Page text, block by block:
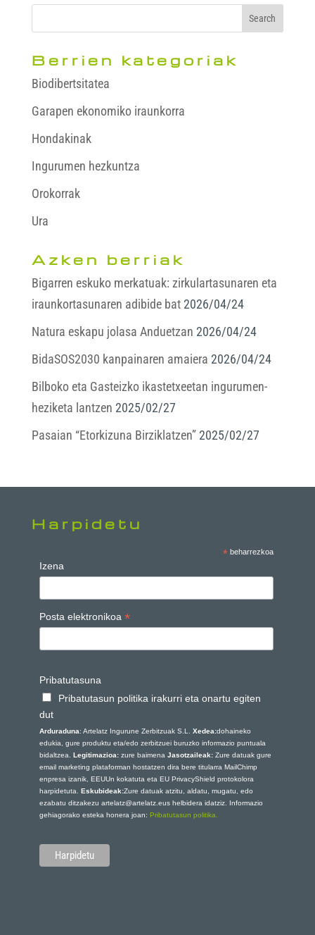
Berrien kategoriak
Biodibertsitatea
Garapen ekonomiko iraunkorra
Hondakinak
Ingurumen hezkuntza
Orokorrak
Ura
Azken berriak
Bigarren eskuko merkatuak: zirkulartasunaren eta
iraunkortasunaren adibide bat 2026/04/24
Natura eskapu jolasa Anduetzan 2026/04/24
BidaSOS2030 kanpainaren amaiera 2026/04/24
Bilboko eta Gasteizko ikastetxeetan ingurumen-
heziketa lantzen 2025/02/27
Pasaian “Etorkizuna Birziklatzen” 2025/02/27
Harpidetu
* beharrezkoa
Izena
Posta elektronikoa *
Pribatutasuna
Pribatutasun politika irakurri eta onartu egiten
dut
Arduraduna: Artelatz Ingurune Zerbitzuak S.L. Xedea:dohaineko
edukia, gure produktu eta/edo zerbitzuei buruzko informazio puntuala
bidaltzea. Legitimazioa:zure baimena Jasotzaileak: Zure datuak gure
email marketing plataforman hostatzen dira bere titularra MailChimp
enpresa izanik, EEUUn kokatuta eta EU PrivacyShield protokolora
harpidetuta. Eskubideak:Zure datuak atzitu, aldatu, mugatu, edo
ezabatu ditzakezu artelatz@artelatz.eus helbidera idatziz. Informazio
gehiagorako esteka honera joan: Pribatutasun politika.